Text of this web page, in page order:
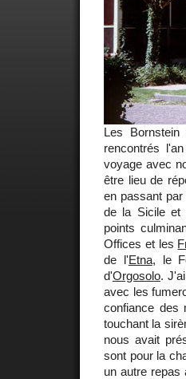
Les
rencontrés
voyage avec
être lieu de
en passant
de la Sicile et
points
Offices et les
de l'Etna, le
d'Orgosolo.
avec les
confiance des
touchant la
nous avait
sont pour la
un autre repas